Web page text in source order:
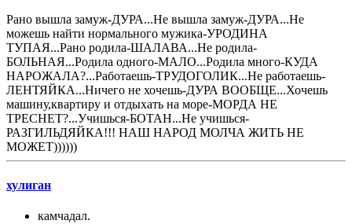
Рано вышла замуж-ДУРА...Не вышла замуж-ДУРА...Не
можешь найти нормального мужика-УРОДИНА
ТУПАЯ...Рано родила-ШАЛАВА...Не родила-
БОЛЬНАЯ...Родила одного-МАЛО...Родила много-КУДА
НАРОЖАЛА?...Работаешь-ТРУДОГОЛИК...Не работаешь-
ЛЕНТЯЙКА...Ничего не хочешь-ДУРА ВООБЩЕ...Хочешь
машину,квартиру и отдыхать на море-МОРДА НЕ
ТРЕСНЕТ?...Учишься-БОТАН...Не учишься-
РАЗГИЛЬДЯЙКА!!! НАШ НАРОД МОЛЧА ЖИТЬ НЕ
МОЖЕТ))))))
хулиган
камчадал.